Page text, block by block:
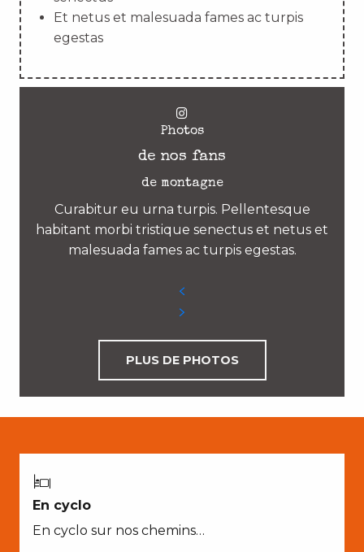
Et netus et malesuada fames ac turpis
egestas
Photos
de nos fans
de montagne
Curabitur eu urna turpis. Pellentesque
habitant morbi tristique senectus et netus et
malesuada fames ac turpis egestas.
PLUS DE PHOTOS
En cyclo
En cyclo sur nos chemins…